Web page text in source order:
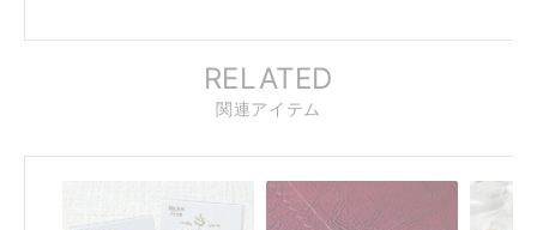
RELATED
関連アイテム